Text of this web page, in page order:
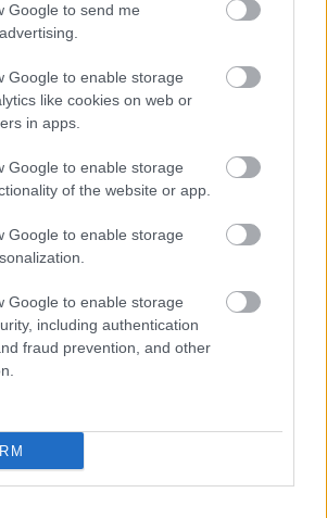
Google to send me
Google to enable storage
like cookies on web or
in apps.
Google to enable storage
of the website or app.
Google to enable storage
Google to enable storage
including authentication
fraud prevention, and other
τέλους η Εθνική γυναικών κόντρα
να διοργανώσει το Παγκόσμιο
πτήσεις η Μπενφίκα του Ψάρρα
Ολλανδό» Βίλτενμπουργκ